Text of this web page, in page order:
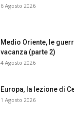
6 Agosto 2026
Medio Oriente, le
vacanza (parte 2)
4 Agosto 2026
Europa, la lezione di
1 Agosto 2026